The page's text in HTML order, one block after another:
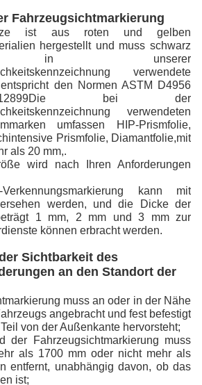
Fahrzeugsichtmarkierung
ist aus roten und gelben
hergestellt und muss schwarz
in unserer
verwendete
den Normen ASTM D4956
bei der
verwendeten
umfassen HIP-Prismfolie,
Prismfolie, Diamantfolie,mit
als 20 mm,.
wird nach Ihren Anforderungen
kann mit
werden, und die Dicke der
1 mm, 2 mm und 3 mm zur
können erbracht werden.
Sichtbarkeit des
an den Standort der
muss an oder in der Nähe
angebracht und fest befestigt
von der Außenkante hervorsteht;
der Fahrzeugsichtmarkierung muss
als 1700 mm oder nicht mehr als
entfernt, unabhängig davon, ob das
ist;